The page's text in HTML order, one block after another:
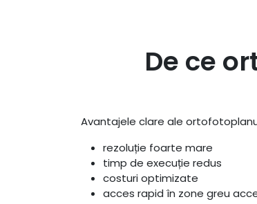
De ce
Avantajele clare ale
rezoluție foarte mare
timp de execuție redus
costuri optimizate
acces rapid în zone greu